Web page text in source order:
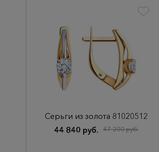
Серьги из золота 81020512
44 840 руб.
47 200 руб.